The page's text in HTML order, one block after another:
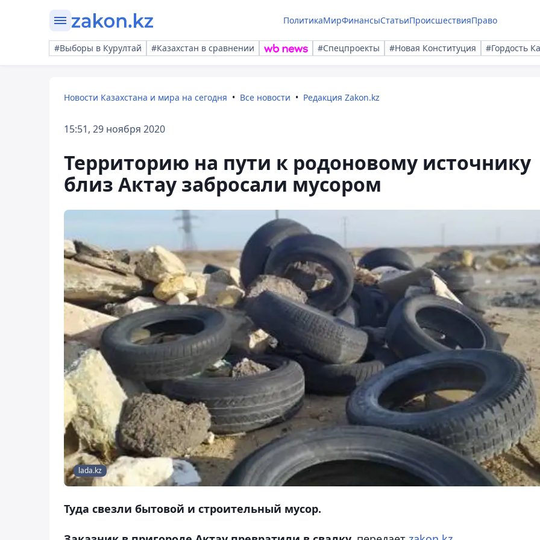
ПолитикаМирФинансыСтатьиПроисшествияПраво
#Выборы в Курултай #Казахстан в сравнении #Спецпроекты #Новая Конституция #Гордость
Новости Казахстана и мира на сегодня Все новости Редакция Zakon.kz
15:51, 29 ноября 2020
Территорию на пути к родоновому источнику
близ Актау забросали мусором
lada.kz
Туда свезли бытовой и строительный мусор.